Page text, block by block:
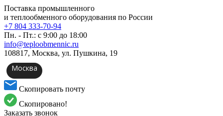
Поставка промышленного
и теплообменного оборудования по России
+7 804 333-70-94
Пн. - Пт.: с 9:00 до 18:00
info@teploobmennic.ru
108817, Москва, ул. Пушкина, 19
Москва
Скопировать почту
Скопировано!
Заказать звонок